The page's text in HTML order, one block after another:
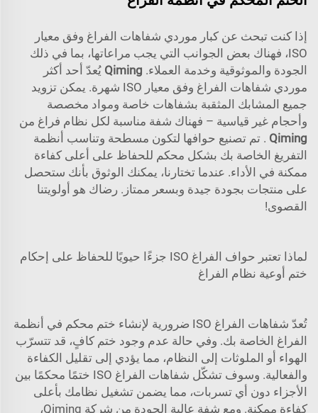
إذا كنت تبحث عن كبار موردي شفاهات الفراغ وفق معيار
ISO، فهناك بعض الجوانب التي يجب مراعاتها، بما في ذلك
الجودة والموثوقية وخدمة العملاء. Qiming يُعدّ أحد أكثر
موردي شفاهات الفراغ وفق معيار ISO شهرة. يمكن تزويد
جميع المشابك المثقبة بشفاهات خاصة ومواد مخصصة
وأحجام غير قياسية – فهناك شفة مناسبة لكل نظام فراغ من
Qiming . تم تصنيع حوافها لتكون مسطحة وتناسب أنظمة
التفريغ الخاصة بك بشكل محكم للحفاظ على أعلى كفاءة
ممكنة في الأداء. عندما تختارنا، يمكنك الوثوق بأنك ستحصل
على منتجات بجودة جيدة وبسعر ممتاز. رضاك هو أولويتنا
القصوى!
لماذا تعتبر حواف الفراغ ISO جزءًا حيويًا للحفاظ على إحكام
ختم أوعية نظام الفراغ
تُعدّ شفاهات الفراغ ISO ضرورية لإنشاء ختم محكم في أنظمة
الفراغ الخاصة بك. وفي حالة عدم وجود ختم كافٍ، قد تتسرّب
الهواء أو الملوثات إلى النظام، مما يؤدي إلى تقليل الكفاءة
والفعالية. وسوف تشكّل شفاهات الفراغ ISO ختمًا محكمًا بين
الأجزاء دون أي تسربات، مما يضمن تشغيل نظامك بأعلى
كفاءة ممكنة. ومع شفة عالية الجودة من شركة Qiming،